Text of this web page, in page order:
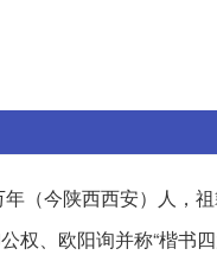
（今陕西西安）人，
权、欧阳询并称“楷书四